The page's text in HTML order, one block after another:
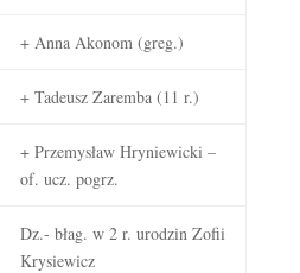
+ Anna Akonom (greg.)
+ Tadeusz Zaremba (11 r.)
+ Przemysław Hryniewicki –
of. ucz. pogrz.
Dz.- błag. w 2 r. urodzin Zofii
Krysiewicz